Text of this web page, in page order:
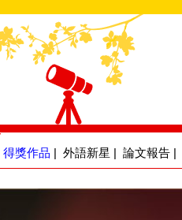
得獎作品 | 外語新星 | 論文報告 |